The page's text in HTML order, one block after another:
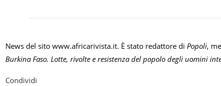
News del sito www.africarivista.it. È stato redattore di Popoli,
Burkina Faso. Lotte, rivolte e resistenza del popolo degli uomini
Condividi